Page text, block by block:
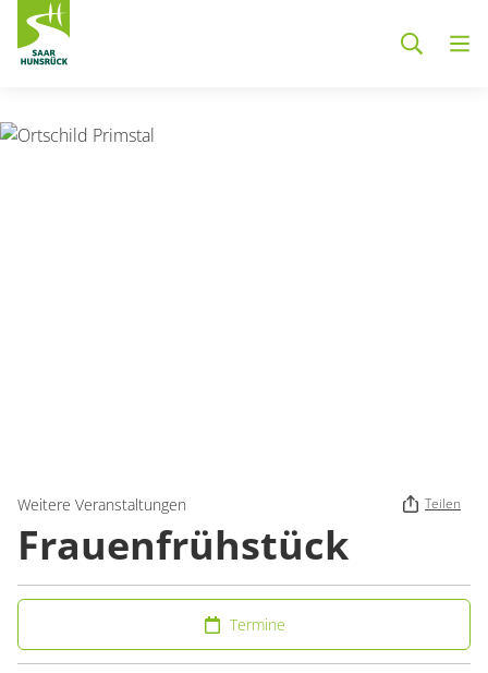
Weitere Veranstaltungen Teilen
Frauenfrühstück
Termine